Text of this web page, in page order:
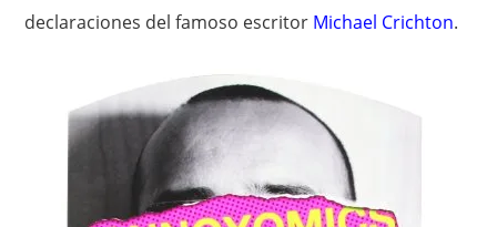
declaraciones del famoso escritor Michael Crichton.